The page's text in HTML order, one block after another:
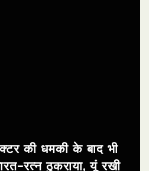
की धमकी के बाद भी
रत्न ठुकराया, यूं रखी